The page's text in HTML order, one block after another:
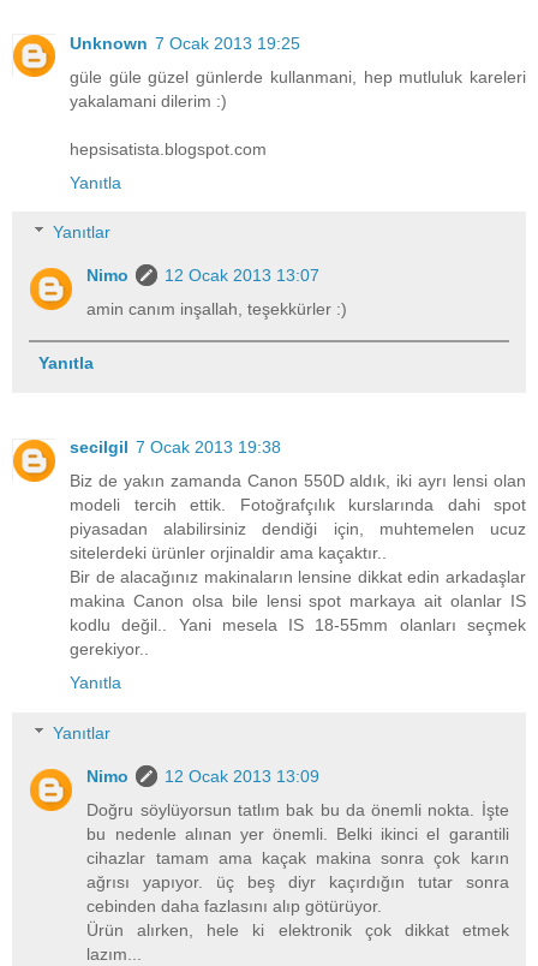
Unknown 7 Ocak 2013 19:25
güle güle güzel günlerde kullanmani, hep mutluluk kareleri
yakalamani dilerim :)
hepsisatista.blogspot.com
Yanıtla
Yanıtlar
Nimo
12 Ocak 2013 13:07
amin canım inşallah, teşekkürler :)
Yanıtla
secilgil 7 Ocak 2013 19:38
Biz de yakın zamanda Canon 550D aldık, iki ayrı lensi olan
modeli tercih ettik. Fotoğrafçılık kurslarında dahi spot
piyasadan alabilirsiniz dendiği için, muhtemelen ucuz
sitelerdeki ürünler orjinaldir ama kaçaktır..
Bir de alacağınız makinaların lensine dikkat edin arkadaşlar
makina Canon olsa bile lensi spot markaya ait olanlar IS
kodlu değil.. Yani mesela IS 18-55mm olanları seçmek
gerekiyor..
Yanıtla
Yanıtlar
Nimo
12 Ocak 2013 13:09
Doğru söylüyorsun tatlım bak bu da önemli nokta. İşte
bu nedenle alınan yer önemli. Belki ikinci el garantili
cihazlar tamam ama kaçak makina sonra çok karın
ağrısı yapıyor. üç beş diyr kaçırdığın tutar sonra
cebinden daha fazlasını alıp götürüyor.
Ürün alırken, hele ki elektronik çok dikkat etmek
lazım...